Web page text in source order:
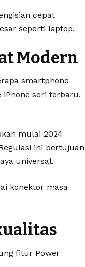
cepat
seperti laptop.
Modern
smartphone
iPhone seri terbaru,
mulai 2024
ini bertujuan
universal.
konektor masa
fitur Power